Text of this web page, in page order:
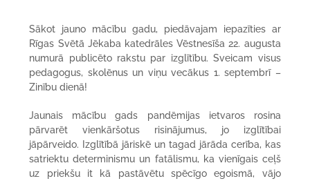
Sākot jauno mācību gadu, piedāvajam iepazīties ar
Rīgas Svētā Jēkaba katedrāles Vēstnesīša 22. augusta
numurā publicēto rakstu par izglītību. Sveicam visus
pedagogus, skolēnus un viņu vecākus 1. septembrī –
Zinību dienā!
Jaunais mācību gads pandēmijas ietvaros rosina
pārvarēt vienkāršotus risinājumus, jo izglītībai
jāpārveido. Izglītībā jāriskē un tagad jārāda cerība, kas
satriektu determinismu un fatālismu, ka vienīgais ceļš
uz priekšu it kā pastāvētu spēcīgo egoismā, vājo